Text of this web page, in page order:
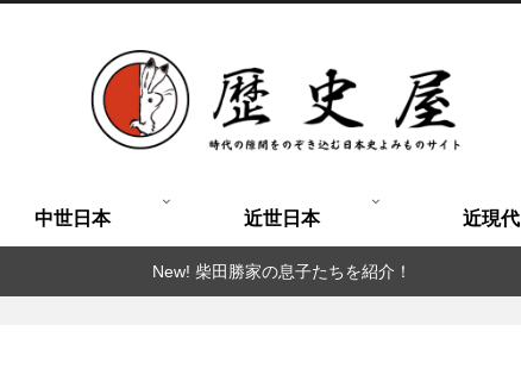
中世日本 近世日本 近現代
New! 柴田勝家の息子たちを紹介！